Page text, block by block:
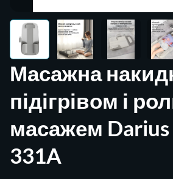
Масажна
підігрівом і
масажем Darius
331A